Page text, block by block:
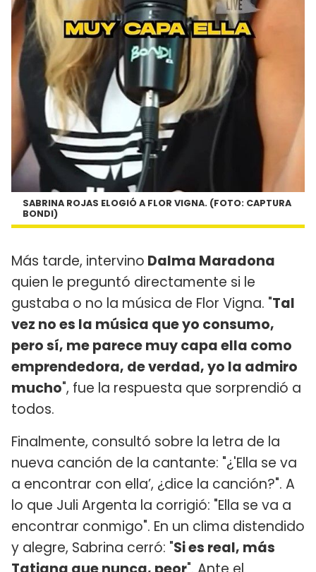
SABRINA ROJAS ELOGIÓ A FLOR VIGNA. (FOTO: CAPTURA
BONDI)
Más tarde, intervino Dalma Maradona
quien le preguntó directamente si le
gustaba o no la música de Flor Vigna. "Tal
vez no es la música que yo consumo,
pero sí, me parece muy capa ella como
emprendedora, de verdad, yo la admiro
mucho", fue la respuesta que sorprendió a
todos.
Finalmente, consultó sobre la letra de la
nueva canción de la cantante: "¿'Ella se va
a encontrar con ella’, ¿dice la canción?". A
lo que Juli Argenta la corrigió: "Ella se va a
encontrar conmigo". En un clima distendido
y alegre, Sabrina cerró: "Si es real, más